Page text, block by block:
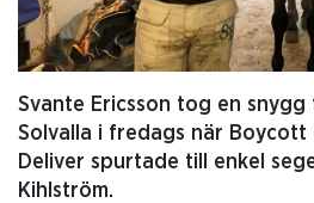
Svante Ericsson tog en
Solvalla i fredags när Boycott
Deliver spurtade till enkel
Kihlström.